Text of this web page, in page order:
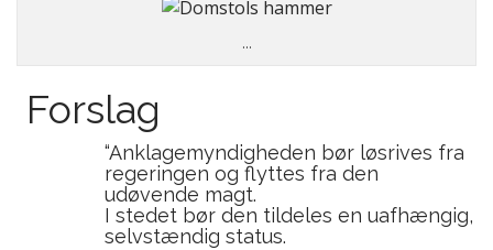
…
Forslag
“Anklagemyndigheden bør løsrives fra
regeringen og flyttes fra den
udøvende magt.
I stedet bør den tildeles en uafhængig,
selvstændig status.